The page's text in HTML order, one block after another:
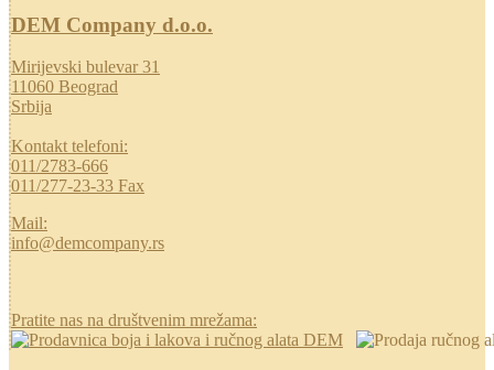
DEM Company d.o.o.
Mirijevski bulevar 31
11060 Beograd
Srbija
Kontakt telefoni:
011/2783-666
011/277-23-33 Fax
Mail:
info@demcompany.rs
Pratite nas na društvenim mrežama: